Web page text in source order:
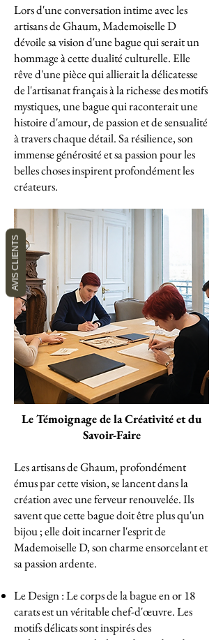
Lors d'une conversation intime avec les
artisans de Ghaum, Mademoiselle D
dévoile sa vision d'une bague qui serait un
hommage à cette dualité culturelle. Elle
rêve d'une pièce qui allierait la délicatesse
de l'artisanat français à la richesse des motifs
mystiques, une bague qui raconterait une
histoire d'amour, de passion et de sensualité
à travers chaque détail. Sa résilience, son
immense générosité et sa passion pour les
belles choses inspirent profondément les
créateurs.
Le Témoignage de la Créativité et du
Savoir-Faire
Les artisans de Ghaum, profondément
émus par cette vision, se lancent dans la
création avec une ferveur renouvelée. Ils
savent que cette bague doit être plus qu'un
bijou ; elle doit incarner l'esprit de
Mademoiselle D, son charme ensorcelant et
sa passion ardente.
Le Design : Le corps de la bague en or 18
carats est un véritable chef-d'œuvre. Les
motifs délicats sont inspirés des
AVIS CLIENTS